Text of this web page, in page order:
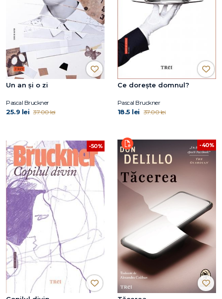
Un an și o zi
Pascal Bruckner
25.9 lei 37.00 lei
Ce dorește domnul?
Pascal Bruckner
18.5 lei 37.00 lei
-50% -40%